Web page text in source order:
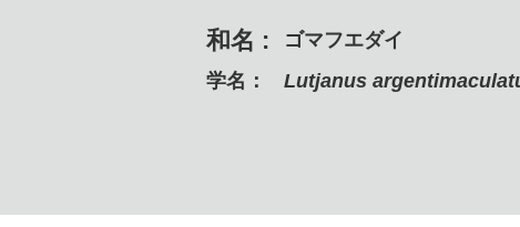
和名 :
ゴマフエダイ
学名：
Lutjanus